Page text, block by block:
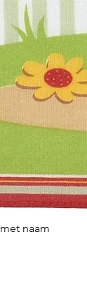
naam